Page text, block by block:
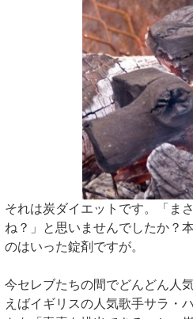
それは炭ダイエットです。「ま
ね？」と思いませんでしたか？
のはいった錠剤ですが。
今セレブたちの間でどんどん人
えばイギリスの人気歌手サラ・